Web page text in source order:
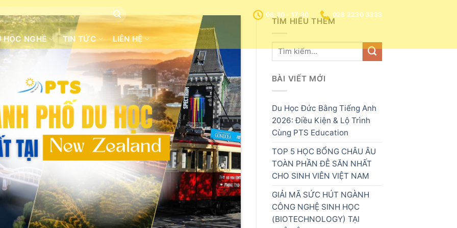
08:30 - 17:30 028 2230 3333
HỌC NGHỀ TIN TỨC LIÊN HỆ
TÌM HIỂU THÊM
BÀI VIẾT MỚI
Du Học Đức Bằng Tiếng Anh
2026: Điều Kiện & Lộ Trình
Cùng PTS Education
TOP 5 HỌC BỔNG CHÂU ÂU
TOÀN PHẦN ĐỄ SĂN NHẤT
CHO SINH VIÊN VIỆT NAM
GIẢI MÃ SỨC HÚT NGÀNH
CÔNG NGHỆ SINH HỌC
(BIOTECHNOLOGY) TẠI